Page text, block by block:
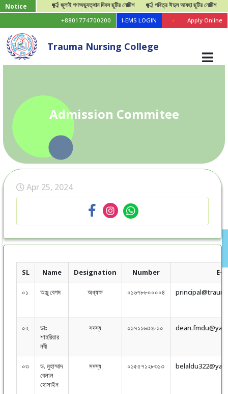
Notice জুলাই গণঅভ্যুত্থান দিবস ছুটির নোটিশ পবিত্র ঈদুল আযহা ছুটির নোটিশ
+8801774700200 I-EMS LOGIN Apply Online
Trauma Nursing College
Admission Commitee
Apr 25, 2024
SL Name Designation Number E-
০১ অঞ্জু বেগম অধ্যক্ষ ০১৬৭৮৮০০০০৪
০২
ডাঃ
শাহরিয়ার
নবী
সদস্য ০১৭১১৬৩২৮১০
০৩
ড. মুহাম্মাদ
বেলাল
হোসাইন
সদস্য ০১৫৫৭১২৮৩১৩